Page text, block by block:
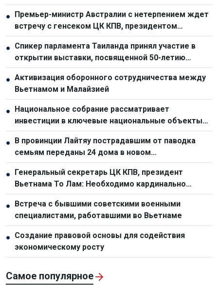
●
Премьер-министр Австралии с нетерпением ждет
встречу с генсеком ЦК КПВ, президентом
Вьетнама То Ламом
● Спикер парламента Таиланда принял участие в
открытии выставки, посвященной 50-летию
отношений с Вьетнамом
● Активизация оборонного сотрудничества между
Вьетнамом и Малайзией
●
Национальное собрание рассматривает
инвестиции в ключевые национальные объекты
для стимулирования экономического роста
●
В провинции Лайтяу пострадавшим от паводка
семьям переданы 24 дома в новом
переселенческом посёлке
●
Генеральный секретарь ЦК КПВ, президент
Вьетнама То Лам: Необходимо кардинально
обновить планирование и организационную работу
по развитию инфраструктуры
●
Встреча с бывшими советскими военными
специалистами, работавшими во Вьетнаме
● Создание правовой основы для содействия
экономическому росту
Самое популярное